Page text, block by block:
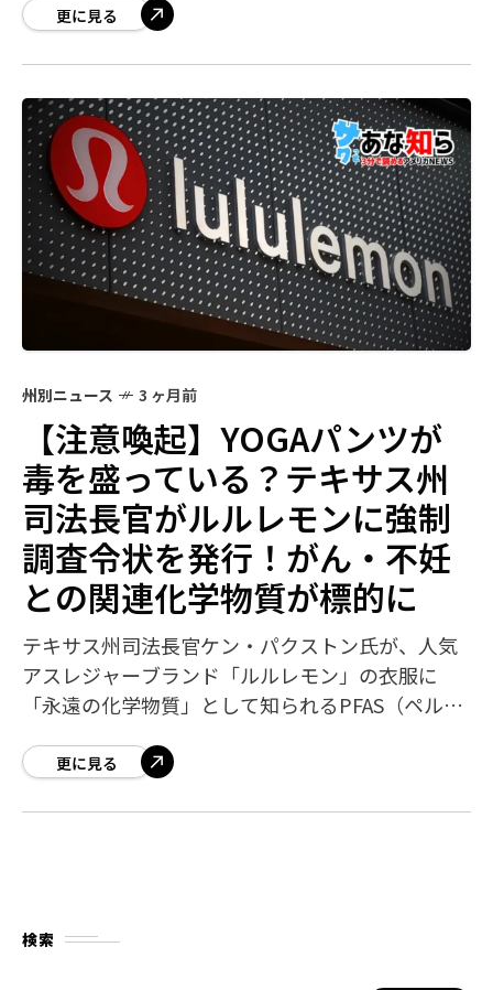
思考）になります。 バージニア州最高裁が、
更に見る
州別ニュース 3 ヶ月前
【注意喚起】YOGAパンツが
毒を盛っている？テキサス州
司法長官がルルレモンに強制
調査令状を発行！がん・不妊
との関連化学物質が標的に
テキサス州司法長官ケン・パクストン氏が、人気
アスレジャーブランド「ルルレモン」の衣服に
「永遠の化学物質」として知られるPFAS（ペルフ
あるとして、法的調査を開始しました。健康志
更に見る
検索